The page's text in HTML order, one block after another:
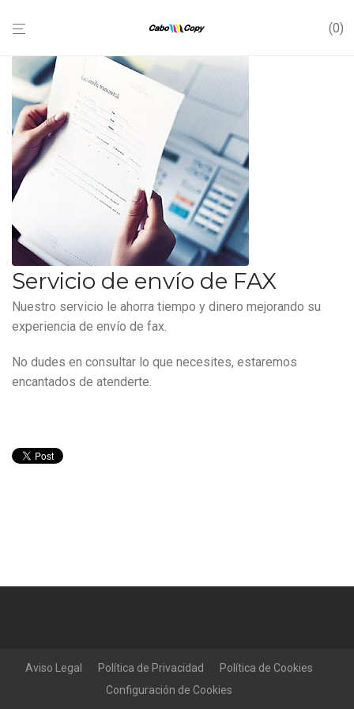
0
Servicio de envío de FAX
Nuestro servicio le ahorra tiempo y dinero mejorando su
experiencia de envío de fax.
No dudes en consultar lo que necesites, estaremos
encantados de atenderte.
Aviso Legal Política de Privacidad
Política de Cookies
Configuración de Cookies